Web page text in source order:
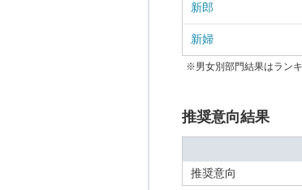
新郎
新婦
※男女別部門結果はラン
推奨意向結果
推奨意向